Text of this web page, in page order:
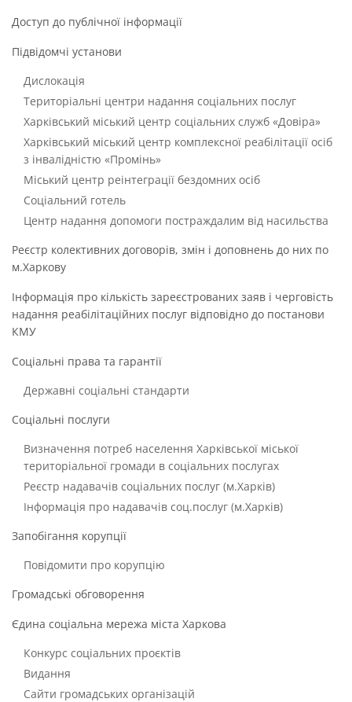
Доступ до публічної інформації
Підвідомчі установи
Дислокація
Територіальні центри надання соціальних послуг
Харківський міський центр соціальних служб «Довіра»
Харківський міський центр комплексної реабілітації осіб
з інвалідністю «Промінь»
Міський центр реінтеграції бездомних осіб
Соціальний готель
Центр надання допомоги постраждалим від насильства
Реєстр колективних договорів, змін і доповнень до них по
м.Харкову
Інформація про кількість зареєстрованих заяв і черговість
надання реабілітаційних послуг відповідно до постанови
КМУ
Соціальні права та гарантії
Державні соціальні стандарти
Соціальні послуги
Визначення потреб населення Харківської міської
територіальної громади в соціальних послугах
Реєстр надавачів соціальних послуг (м.Харків)
Інформація про надавачів соц.послуг (м.Харків)
Запобігання корупції
Повідомити про корупцію
Громадські обговорення
Єдина соціальна мережа міста Харкова
Конкурс соціальних проєктів
Видання
Сайти громадських організацій